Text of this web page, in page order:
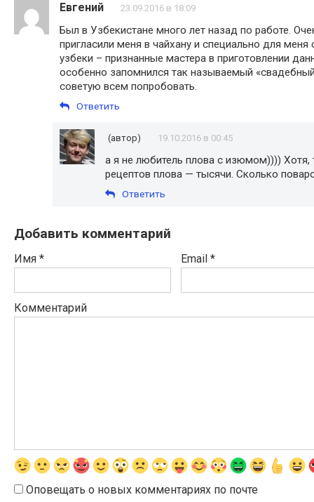
Евгений 23.09.2016 в 18:09
Был в Узбекистане много лет назад по работе.
пригласили меня в чайхану и специально для
узбеки – признанные мастера в приготовлении
особенно запомнился так называемый
советую всем попробовать.
Ответить
(автор) 19.10.2016 в 00:45
а я не любитель плова с изюмом)))) Хотя,
рецептов плова — тысячи. Сколько
Ответить
Добавить комментарий
Имя * Email *
Комментарий
Оповещать о новых комментариях по почте